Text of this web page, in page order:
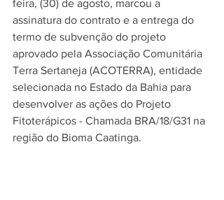
feira, (30) de agosto, marcou a
assinatura do contrato e a entrega do
termo de subvenção do projeto
aprovado pela Associação Comunitária
Terra Sertaneja (ACOTERRA), entidade
selecionada no Estado da Bahia para
desenvolver as ações do Projeto
Fitoterápicos - Chamada BRA/18/G31 na
região do Bioma Caatinga.